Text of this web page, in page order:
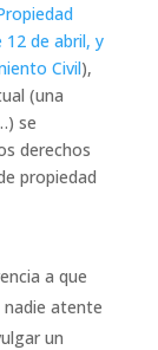
de abril, y
Civil),
(una
se
derechos
propiedad
a que
atente
un